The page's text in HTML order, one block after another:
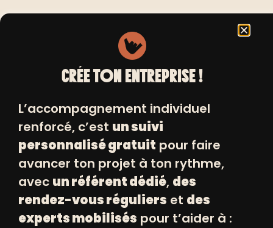
Le jury est composé de personnalités
du secteur, notamment d’anciens
lauréats, des membres de
Echos , et des acteurs de
(Economie Sociale et Solidaire)​​​.
Pourquoi ce classement est
essentiel ?
Au-delà d’une reconnaissance
individuelle pour chaque lauréat, le
Top 35 incarne une mission
ambitieuse :inspirer et mobiliser les
CRÉE TON ENTREPRISE !
L’accompagnement individuel
renforcé, c’est un suivi
personnalisé gratuit pour faire
avancer ton projet à ton rythme,
avec un référent dédié, des
rendez-vous réguliers et des
experts mobilisés pour t’aider à :